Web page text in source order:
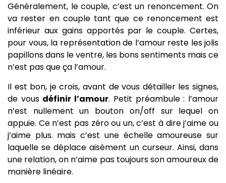
Généralement, le couple, c’est un renoncement. On
va rester en couple tant que ce renoncement est
inférieur aux gains apportés par le couple. Certes,
pour vous, la représentation de l’amour reste les jolis
papillons dans le ventre, les bons sentiments mais ce
n’est pas que ça l’amour.
Il est bon, je crois, avant de vous détailler les signes,
de vous définir l’amour. Petit préambule : l’amour
n’est nullement un bouton on/off sur lequel on
appuie. Ce n’est pas zéro ou un, c’est à dire j’aime ou
j’aime plus. mais c’est une échelle amoureuse sur
laquelle se déplace aisément un curseur. Ainsi, dans
une relation, on n’aime pas toujours son amoureux de
manière linéaire.